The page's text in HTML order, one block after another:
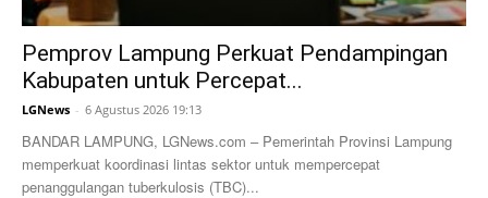
Pemprov Lampung Perkuat Pendampingan
Kabupaten untuk Percepat...
LGNews - 6 Agustus 2026 19:13
BANDAR LAMPUNG, LGNews.com – Pemerintah Provinsi Lampung
memperkuat koordinasi lintas sektor untuk mempercepat
penanggulangan tuberkulosis (TBC)...